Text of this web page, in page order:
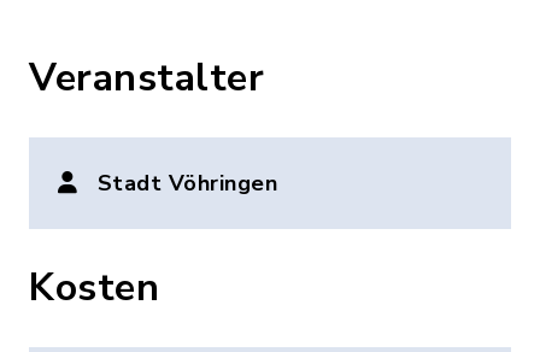
Veranstalter
Stadt Vöhringen
Kosten